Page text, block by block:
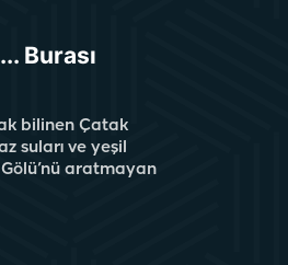
Burası
bilinen Çatak
suları ve yeşil
aratmayan